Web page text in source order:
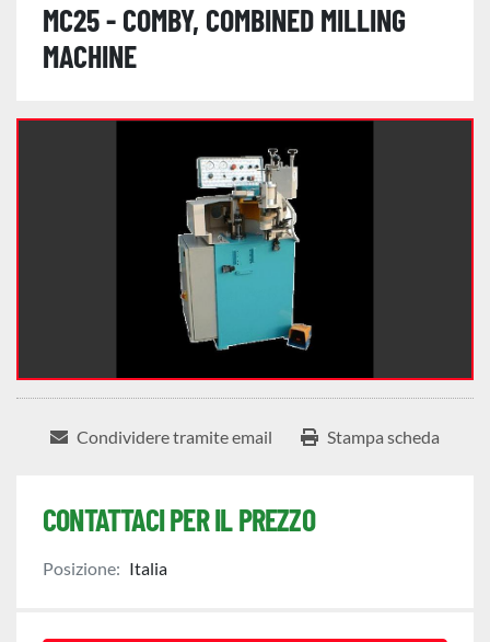
MC25 - COMBY, COMBINED MILLING
MACHINE
Condividere tramite email Stampa scheda
CONTATTACI PER IL PREZZO
Posizione: Italia